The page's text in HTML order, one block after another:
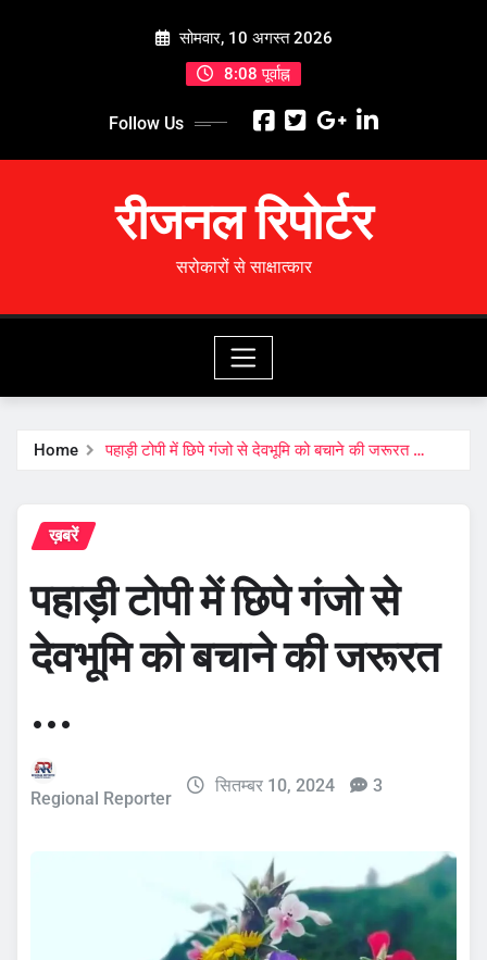
सोमवार, 10 अगस्त 2026
8:08 पूर्वाह्न
Follow Us
रीजनल रिपोर्टर
सरोकारों से साक्षात्कार
Home पहाड़ी टोपी में छिपे गंजो से देवभूमि को बचाने की जरूरत …
ख़बरें
पहाड़ी टोपी में छिपे गंजो से
देवभूमि को बचाने की जरूरत
…
Regional Reporter
सितम्बर 10, 2024 3